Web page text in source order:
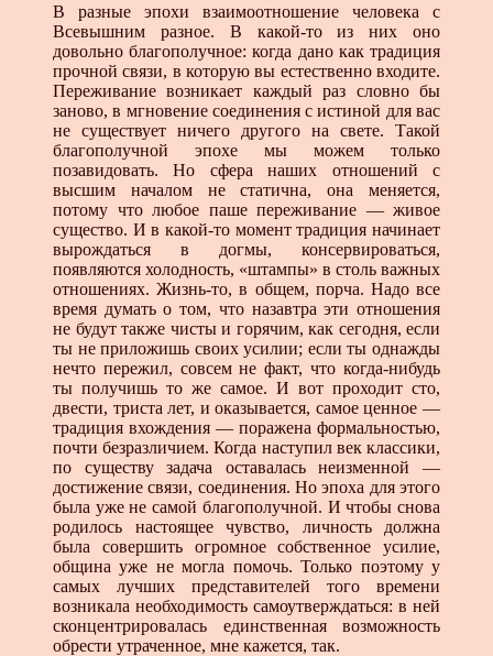
В разные эпохи взаимоотношение человека с
Всевышним разное. В какой-то из них оно
довольно благополучное: когда дано как традиция
прочной связи, в которую вы естественно входите.
Переживание возникает каждый раз словно бы
заново, в мгновение соединения с истиной для вас
не существует ничего другого на свете. Такой
благополучной эпохе мы можем только
позавидовать. Но сфера наших отношений с
высшим началом не статична, она меняется,
потому что любое паше переживание — живое
существо. И в какой-то момент традиция начинает
вырождаться в догмы, консервироваться,
появляются холодность, «штампы» в столь важных
отношениях. Жизнь-то, в общем, порча. Надо все
время думать о том, что назавтра эти отношения
не будут также чисты и горячим, как сегодня, если
ты не приложишь своих усилии; если ты однажды
нечто пережил, совсем не факт, что когда-нибудь
ты получишь то же самое. И вот проходит сто,
двести, триста лет, и оказывается, самое ценное —
традиция вхождения — поражена формальностью,
почти безразличием. Когда наступил век классики,
по существу задача оставалась неизменной —
достижение связи, соединения. Но эпоха для этого
была уже не самой благополучной. И чтобы снова
родилось настоящее чувство, личность должна
была совершить огромное собственное усилие,
община уже не могла помочь. Только поэтому у
самых лучших представителей того времени
возникала необходимость самоутверждаться: в ней
сконцентрировалась единственная возможность
обрести утраченное, мне кажется, так.